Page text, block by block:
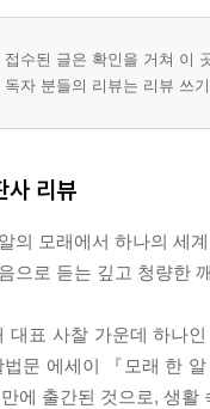
접수된 글은 확인을 거쳐 이
독자 분들의 리뷰는 리뷰 쓰
사 리뷰
의 모래에서 하나의 세
으로 듣는 깊고 청량한
대표 사찰 가운데 하나
법문 에세이 『모래 한
에 출간된 것으로, 생활